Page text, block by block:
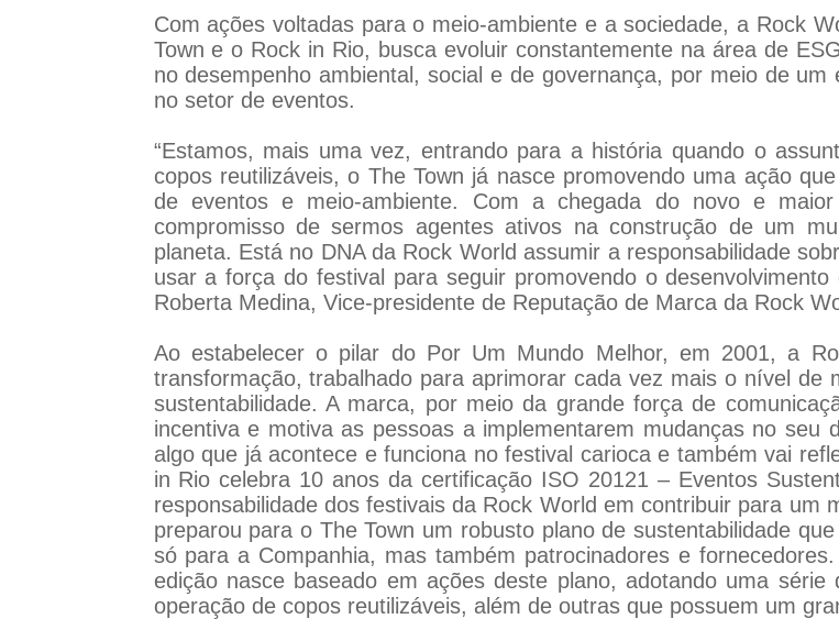
Com ações voltadas para o meio-ambiente e a sociedade, a Rock
Town e o Rock in Rio, busca evoluir constantemente na área de
no desempenho ambiental, social e de governança, por meio de
no setor de eventos.
“Estamos, mais uma vez, entrando para a história quando o
copos reutilizáveis, o The Town já nasce promovendo uma ação
de eventos e meio-ambiente. Com a chegada do novo e
compromisso de sermos agentes ativos na construção de um
planeta. Está no DNA da Rock World assumir a responsabilidade
usar a força do festival para seguir promovendo o
Roberta Medina, Vice-presidente de Reputação de Marca da Rock
Ao estabelecer o pilar do Por Um Mundo Melhor, em 2001, a
transformação, trabalhado para aprimorar cada vez mais o nível de
sustentabilidade. A marca, por meio da grande força de
incentiva e motiva as pessoas a implementarem mudanças no seu
algo que já acontece e funciona no festival carioca e também vai
in Rio celebra 10 anos da certificação ISO 20121 – Eventos
responsabilidade dos festivais da Rock World em contribuir para um
preparou para o The Town um robusto plano de sustentabilidade
só para a Companhia, mas também patrocinadores e
edição nasce baseado em ações deste plano, adotando uma
operação de copos reutilizáveis, além de outras que possuem um